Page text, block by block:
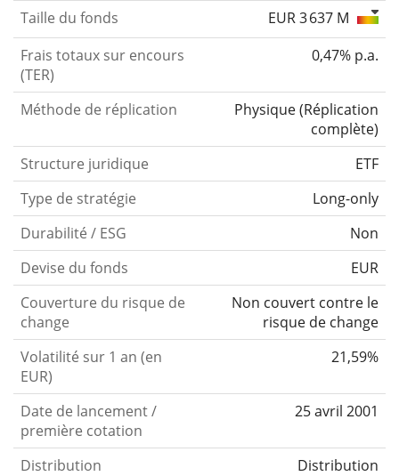
Taille du fonds
EUR 3 637 M
Frais totaux sur encours
(TER)
0,47% p.a.
Méthode de réplication Physique(Réplication
complète)
Structure juridique
ETF
Type de stratégie
Long-only
Durabilité / ESG
Non
Devise du fonds
EUR
Couverture du risque de
change
Non couvert contre le
risque de change
Volatilité sur 1 an (en
EUR)
21,59%
Date de lancement /
première cotation
25 avril 2001
Distribution
Distribution